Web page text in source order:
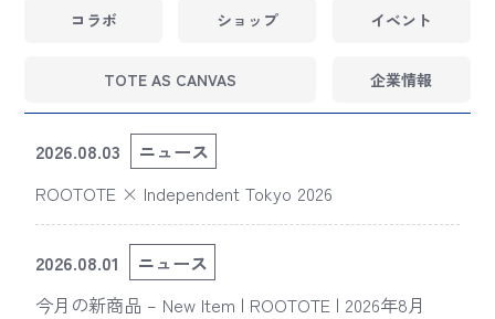
コラボ ショップ イベント
TOTE AS CANVAS 企業情報
2026.08.03
ニュース
ROOTOTE × Independent Tokyo 2026
2026.08.01
ニュース
今月の新商品 – New Item | ROOTOTE | 2026年8月